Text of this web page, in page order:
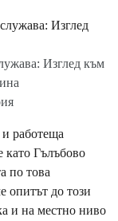
Изглед към
работеща
като Гълъбово
по това
опитът до този
и на местно ниво